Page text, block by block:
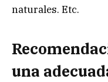
naturales. Etc.
una